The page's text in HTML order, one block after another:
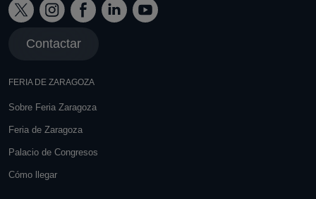
Contactar
FERIA DE ZARAGOZA
Sobre Feria Zaragoza
Feria de Zaragoza
Palacio de Congresos
Cómo llegar